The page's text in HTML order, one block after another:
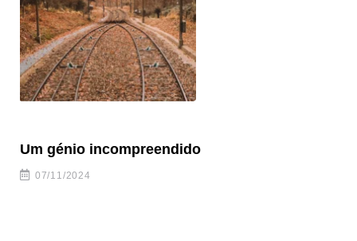
Um génio incompreendido
07/11/2024